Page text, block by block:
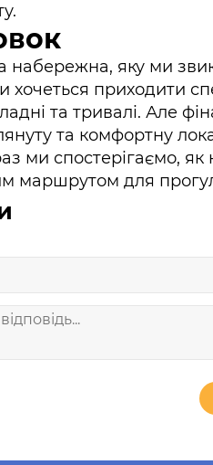
набережна, яку ми
хочеться приходити
та тривалі. Але
та комфортну
ми спостерігаємо,
маршрутом для